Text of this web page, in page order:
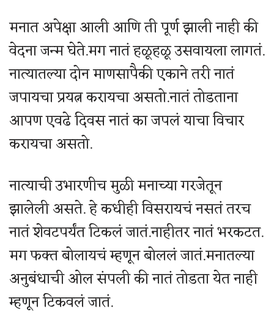
मनात अपेक्षा आली आणि ती पूर्ण झाली नाही की
वेदना जन्म घेते.मग नातं हळूहळू उसवायला लागतं.
नात्यातल्या दोन माणसापैकी एकाने तरी नातं
जपायचा प्रयत्न करायचा असतो.नातं तोडताना
आपण एवढे दिवस नातं का जपलं याचा विचार
करायचा असतो.
नात्याची उभारणीच मुळी मनाच्या गरजेतून
झालेली असते. हे कधीही विसरायचं नसतं तरच
नातं शेवटपर्यंत टिकलं जातं.नाहीतर नातं भरकटत.
मग फक्त बोलायचं म्हणून बोललं जातं.मनातल्या
अनुबंधाची ओल संपली की नातं तोडता येत नाही
म्हणून टिकवलं जातं.